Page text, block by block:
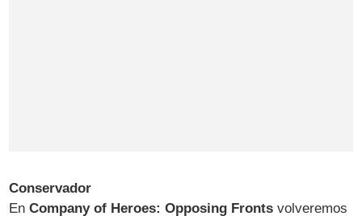
Conservador
EnCompany of Heroes: Opposing Fronts volveremos